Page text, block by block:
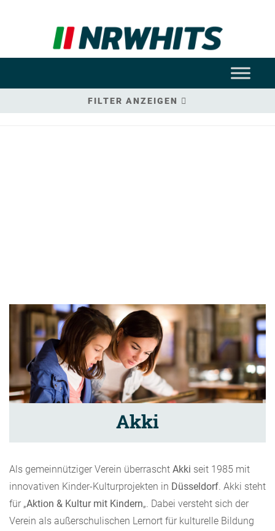
FILTER ANZEIGEN
Akki
Als gemeinnütziger Verein überrascht Akki seit 1985 mit
innovativen Kinder-Kulturprojekten in Düsseldorf . Akki steht
für „Aktion & Kultur mit Kindern„. Dabei versteht sich der
Verein als außerschulischen Lernort für kulturelle Bildung